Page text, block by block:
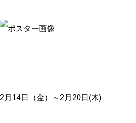
2月14日（金）～2月20日(木)